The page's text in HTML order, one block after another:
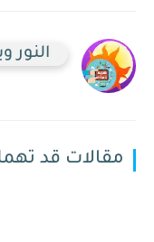
النور ويب
مقالات قد تهمك